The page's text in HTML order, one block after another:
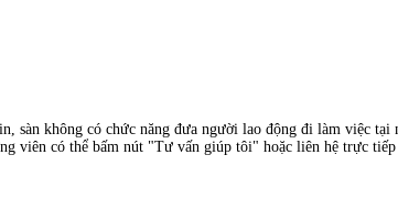
sàn không có chức năng đưa người lao động đi làm việc
có thể bấm nút "Tư vấn giúp tôi" hoặc liên hệ trực tiếp